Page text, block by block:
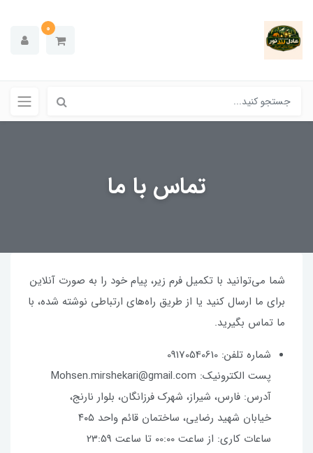
0
تماس با ما
شما می‌توانید با تکمیل فرم زیر، پیام خود را به صورت آنلاین
برای ما ارسال کنید یا از طریق راه‌های ارتباطی نوشته شده، با
ما تماس بگیرید.
شماره تلفن: 09170540610
پست الکترونیک: Mohsen.mirshekari@gmail.com
آدرس: فارس، شیراز، شهرک فرزانگان، بلوار نارنج،
خیابان شهید رضایی، ساختمان قائم واحد ۴۰۵
ساعات کاری: از ساعت 00:00 تا ساعت 23:59